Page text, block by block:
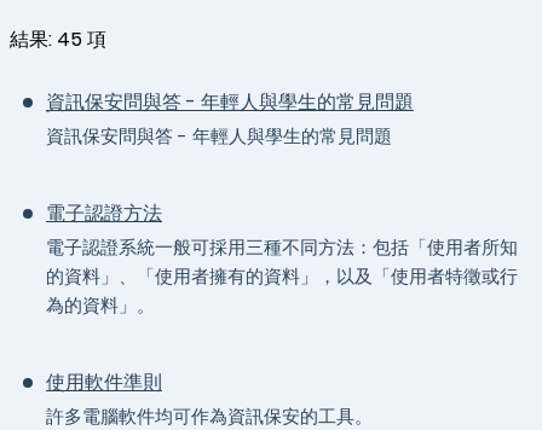
結果: 45項
資訊保安問與答 - 年輕人與學生的常見問題
資訊保安問與答 - 年輕人與學生的常見問題
電子認證方法
電子認證系統一般可採用三種不同方法：包括「使用者所知
的資料」、「使用者擁有的資料」，以及「使用者特徵或行
為的資料」。
使用軟件準則
許多電腦軟件均可作為資訊保安的工具。